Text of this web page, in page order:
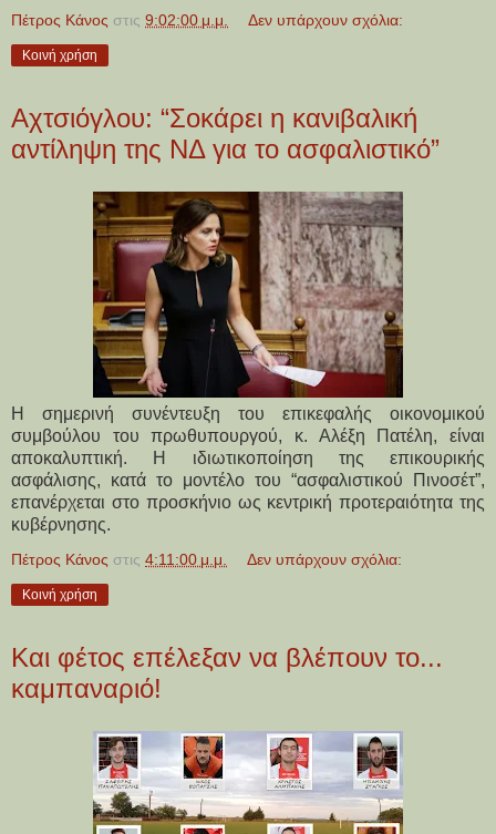
Πέτρος Κάνος στις 9:02:00 μ.μ. Δεν υπάρχουν σχόλια:
Κοινή χρήση
Αχτσιόγλου: “Σοκάρει η κανιβαλική
αντίληψη της ΝΔ για το ασφαλιστικό”
Η σημερινή συνέντευξη του επικεφαλής οικονομικού
συμβούλου του πρωθυπουργού, κ. Αλέξη Πατέλη, είναι
αποκαλυπτική. Η ιδιωτικοποίηση της επικουρικής
ασφάλισης, κατά το μοντέλο του “ασφαλιστικού Πινοσέτ”,
επανέρχεται στο προσκήνιο ως κεντρική προτεραιότητα της
κυβέρνησης.
Πέτρος Κάνος στις 4:11:00 μ.μ. Δεν υπάρχουν σχόλια:
Κοινή χρήση
Και φέτος επέλεξαν να βλέπουν το...
καμπαναριό!